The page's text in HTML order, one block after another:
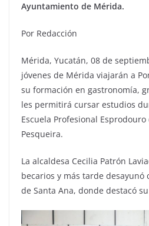
Ayuntamiento de Mérida.
Por Redacción
Mérida, Yucatán, 08 de
jóvenes de Mérida viajarán a
su formación en gastronomía,
les permitirá cursar estudios
Escuela Profesional Esprodouro
Pesqueira.
La alcaldesa Cecilia Patrón
becarios y más tarde desayunó
de Santa Ana, donde destacó